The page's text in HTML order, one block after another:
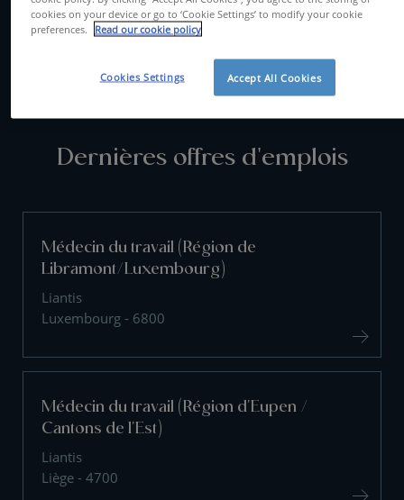
Dernières offres d'emplois
Médecin du travail (Région de
Libramont/Luxembourg)
Liantis
Luxembourg - 6800
Médecin du travail (Région d'Eupen /
Cantons de l'Est)
Liantis
Liège - 4700
cookies on your device or go to ‘Cookie Settings’ to modify your cookie
preferences.
Read our cookie policy
Accept All Cookies
Cookies Settings